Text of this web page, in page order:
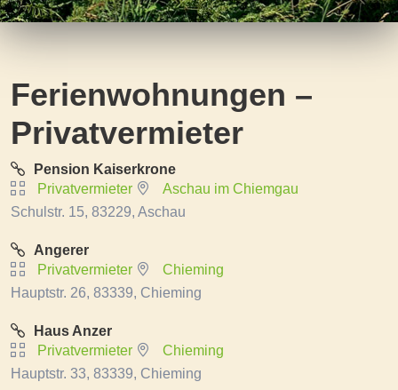
Ferienwohnungen –
Privatvermieter
Pension Kaiserkrone
Privatvermieter
Aschau im Chiemgau
Schulstr. 15, 83229, Aschau
Angerer
Privatvermieter
Chieming
Hauptstr. 26, 83339, Chieming
Haus Anzer
Privatvermieter
Chieming
Hauptstr. 33, 83339, Chieming